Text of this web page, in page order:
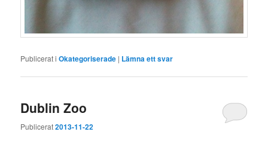
Publicerat i Okategoriserade | Lämna ett svar
Dublin Zoo
Publicerat2013-11-22